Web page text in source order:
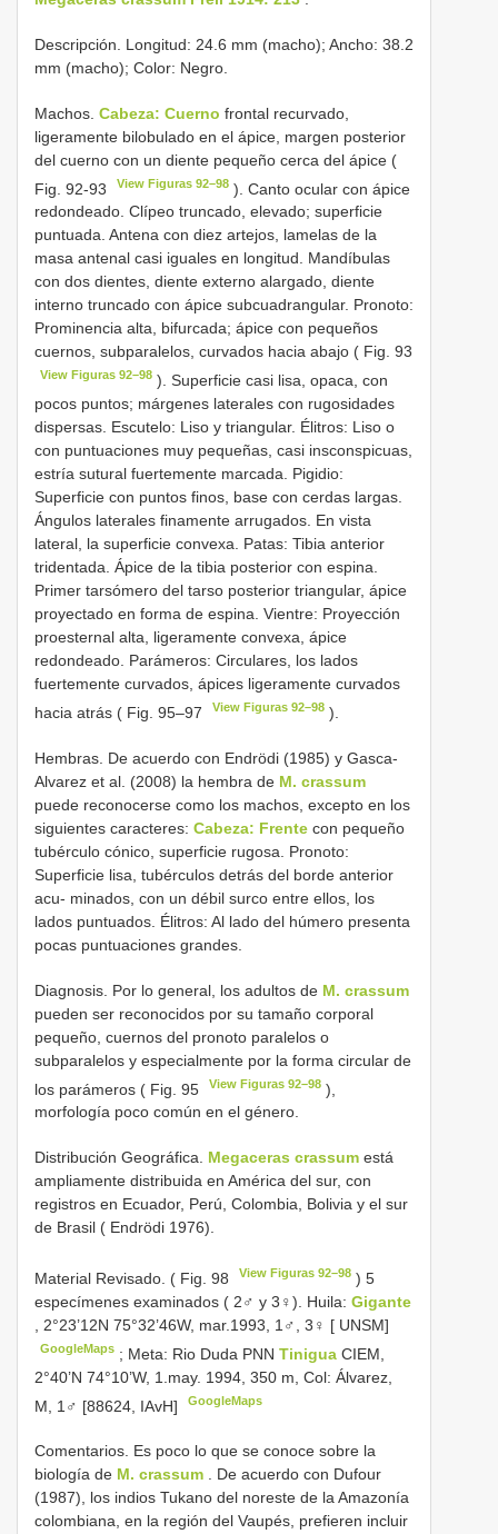
Descripción. Longitud: 24.6 mm (macho); Ancho: 38.2
mm (macho); Color: Negro.
Machos. Cabeza: Cuerno frontal recurvado,
ligeramente bilobulado en el ápice, margen posterior
del cuerno con un diente pequeño cerca del ápice (
Fig. 92-93
View Figuras 92–98 ). Canto ocular con ápice
redondeado. Clípeo truncado, elevado; superficie
puntuada. Antena con diez artejos, lamelas de la
masa antenal casi iguales en longitud. Mandíbulas
con dos dientes, diente externo alargado, diente
interno truncado con ápice subcuadrangular. Pronoto:
Prominencia alta, bifurcada; ápice con pequeños
cuernos, subparalelos, curvados hacia abajo ( Fig. 93
View Figuras 92–98 ). Superficie casi lisa, opaca, con
pocos puntos; márgenes laterales con rugosidades
dispersas. Escutelo: Liso y triangular. Élitros: Liso o
con puntuaciones muy pequeñas, casi insconspicuas,
estría sutural fuertemente marcada. Pigidio:
Superficie con puntos finos, base con cerdas largas.
Ángulos laterales finamente arrugados. En vista
lateral, la superficie convexa. Patas: Tibia anterior
tridentada. Ápice de la tibia posterior con espina.
Primer tarsómero del tarso posterior triangular, ápice
proyectado en forma de espina. Vientre: Proyección
proesternal alta, ligeramente convexa, ápice
redondeado. Parámeros: Circulares, los lados
fuertemente curvados, ápices ligeramente curvados
hacia atrás ( Fig. 95–97
View Figuras 92–98 ).
Hembras. De acuerdo con Endrödi (1985) y Gasca-
Alvarez et al. (2008) la hembra de M. crassum
puede reconocerse como los machos, excepto en los
siguientes caracteres: Cabeza: Frente con pequeño
tubérculo cónico, superficie rugosa. Pronoto:
Superficie lisa, tubérculos detrás del borde anterior
acu- minados, con un débil surco entre ellos, los
lados puntuados. Élitros: Al lado del húmero presenta
pocas puntuaciones grandes.
Diagnosis. Por lo general, los adultos de M. crassum
pueden ser reconocidos por su tamaño corporal
pequeño, cuernos del pronoto paralelos o
subparalelos y especialmente por la forma circular de
los parámeros ( Fig. 95
View Figuras 92–98 ),
morfología poco común en el género.
Distribución Geográfica. Megaceras crassum está
ampliamente distribuida en América del sur, con
registros en Ecuador, Perú, Colombia, Bolivia y el sur
de Brasil ( Endrödi 1976).
Material Revisado. ( Fig. 98 View Figuras 92–98 )5
especímenes examinados ( 2♂ y 3♀). Huila: Gigante
, 2°23’12N 75°32’46W, mar.1993, 1♂, 3♀ [ UNSM]
GoogleMaps ; Meta: Rio Duda PNNTiniguaCIEM,
2°40’N 74°10’W, 1.may. 1994, 350 m, Col: Álvarez,
M, 1♂ [88624, IAvH]
GoogleMaps
Comentarios. Es poco lo que se conoce sobre la
biología de M. crassum . De acuerdo con Dufour
(1987), los indios Tukano del noreste de la Amazonía
colombiana, en la región del Vaupés, prefieren incluir